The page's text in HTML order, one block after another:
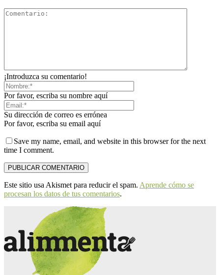
¡Introduzca su comentario!
Por favor, escriba su nombre aquí
Su dirección de correo es errónea
Por favor, escriba su email aquí
Save my name, email, and website in this browser for the next
time I comment.
Este sitio usa Akismet para reducir el spam. Aprende cómo se
procesan los datos de tus comentarios.